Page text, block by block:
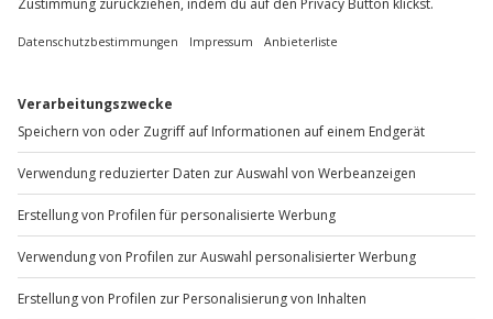
Mo-Fr: 9-17 Uhr
b2b@jochen-schweizer.de
www.b2b.jochen-schweizer.de/
Artikelnummer: 60087